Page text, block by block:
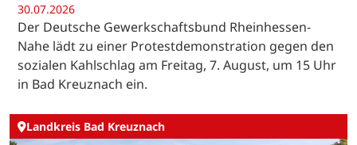
30.07.2026
Der Deutsche Gewerkschaftsbund Rheinhessen-
Nahe lädt zu einer Protestdemonstration gegen den
sozialen Kahlschlag am Freitag, 7. August, um 15 Uhr
in Bad Kreuznach ein.
Landkreis Bad Kreuznach